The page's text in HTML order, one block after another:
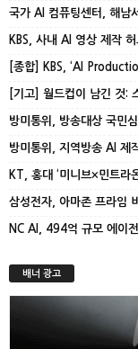
국가 AI 컴퓨팅센터, 해남
KBS, 사내 AI 영상 제작
[종합] KBS, ‘AI
[기고] 월드컵이 남긴 것:
방미통위, 방송대상 국민
방미통위, 지역방송 AI 제
KT, 홍대 ‘미니브×민트라
삼성전자, 아마존 프라임
NC AI, 494억 규모 에이
배너 광고